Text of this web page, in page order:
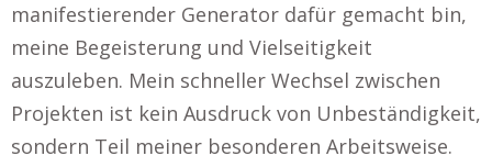
manifestierender Generator dafür gemacht bin,
meine Begeisterung und Vielseitigkeit
auszuleben. Mein schneller Wechsel zwischen
Projekten ist kein Ausdruck von Unbeständigkeit,
sondern Teil meiner besonderen Arbeitsweise.